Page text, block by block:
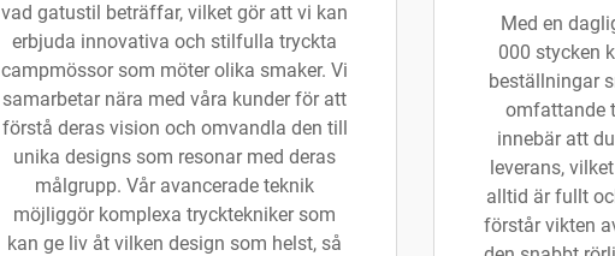
vad gatustil beträffar, vilket gör att vi kan
erbjuda innovativa och stilfulla tryckta
campmössor som möter olika smaker. Vi
samarbetar nära med våra kunder för att
förstå deras vision och omvandla den till
unika designs som resonar med deras
målgrupp. Vår avancerade teknik
möjliggör komplexa trycktekniker som
kan ge liv åt vilken design som helst, så
Med en
000 stycken
beställningar
omfattande
innebär att
leverans,
alltid är fullt
förstår vikten